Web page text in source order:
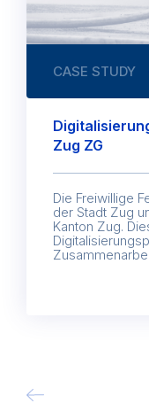
CASE STUDY
Zug ZG
Die Freiwillige
der Stadt Zug
Kanton Zug.